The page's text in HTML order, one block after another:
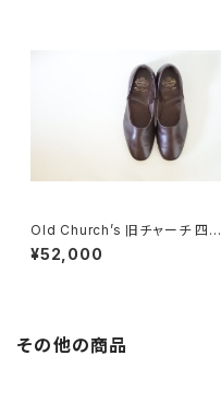
Old Church’s 旧チャーチ 四都
市 Ajax ドクターシューズ UK7.
5
¥52,000
その他の商品